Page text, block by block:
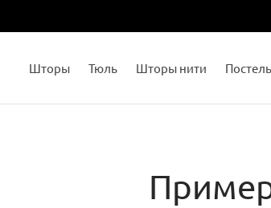
Шторы Тюль Шторы нити